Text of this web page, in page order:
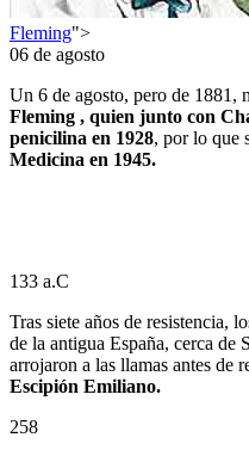
Fleming">
06 de agosto
Un 6 de agosto, pero de 1881,
Fleming , quien junto con
penicilina en 1928, por lo que
Medicina en 1945.
133 a.C
Tras siete años de resistencia,
de la antigua España, cerca de
arrojaron a las llamas antes de
Escipión Emiliano.
258